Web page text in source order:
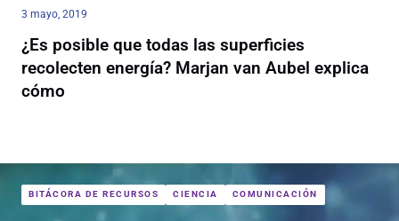
3 mayo, 2019
¿Es posible que todas las superficies
recolecten energía? Marjan van Aubel explica
cómo
BITÁCORA DE RECURSOS CIENCIA COMUNICACIÓN